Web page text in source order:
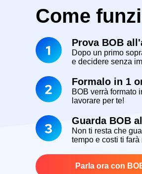
Come
Prova BOB
Dopo un primo
e decidere senza
Formalo in 1
BOB verrà formato
lavorare per te!
Guarda BOB
Non ti resta che
tempo e costi ti farà
Parla ora con